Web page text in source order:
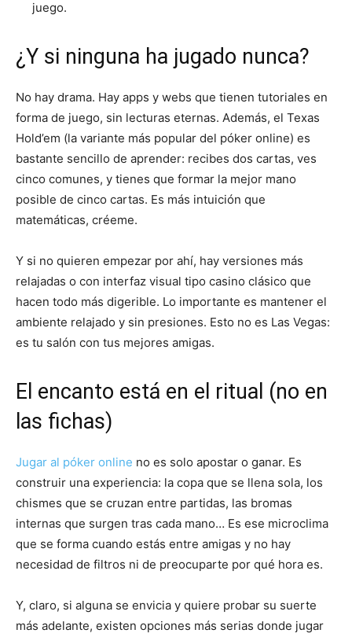
juego.
¿Y si ninguna ha jugado nunca?
No hay drama. Hay apps y webs que tienen tutoriales en
forma de juego, sin lecturas eternas. Además, el Texas
Hold’em (la variante más popular del póker online) es
bastante sencillo de aprender: recibes dos cartas, ves
cinco comunes, y tienes que formar la mejor mano
posible de cinco cartas. Es más intuición que
matemáticas, créeme.
Y si no quieren empezar por ahí, hay versiones más
relajadas o con interfaz visual tipo casino clásico que
hacen todo más digerible. Lo importante es mantener el
ambiente relajado y sin presiones. Esto no es Las Vegas:
es tu salón con tus mejores amigas.
El encanto está en el ritual (no en
las fichas)
Jugar al póker online no es solo apostar o ganar. Es
construir una experiencia: la copa que se llena sola, los
chismes que se cruzan entre partidas, las bromas
internas que surgen tras cada mano… Es ese microclima
que se forma cuando estás entre amigas y no hay
necesidad de filtros ni de preocuparte por qué hora es.
Y, claro, si alguna se envicia y quiere probar su suerte
más adelante, existen opciones más serias donde jugar